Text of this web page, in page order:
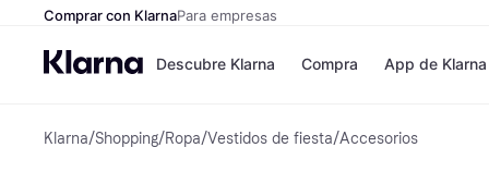
Comprar con KlarnaPara empresas
Descubre Klarna
Formas de pago
Compra
Tiendas
App de Klarna
Klarna/Shopping/Ropa/Vestidos de fiesta/Accesorios